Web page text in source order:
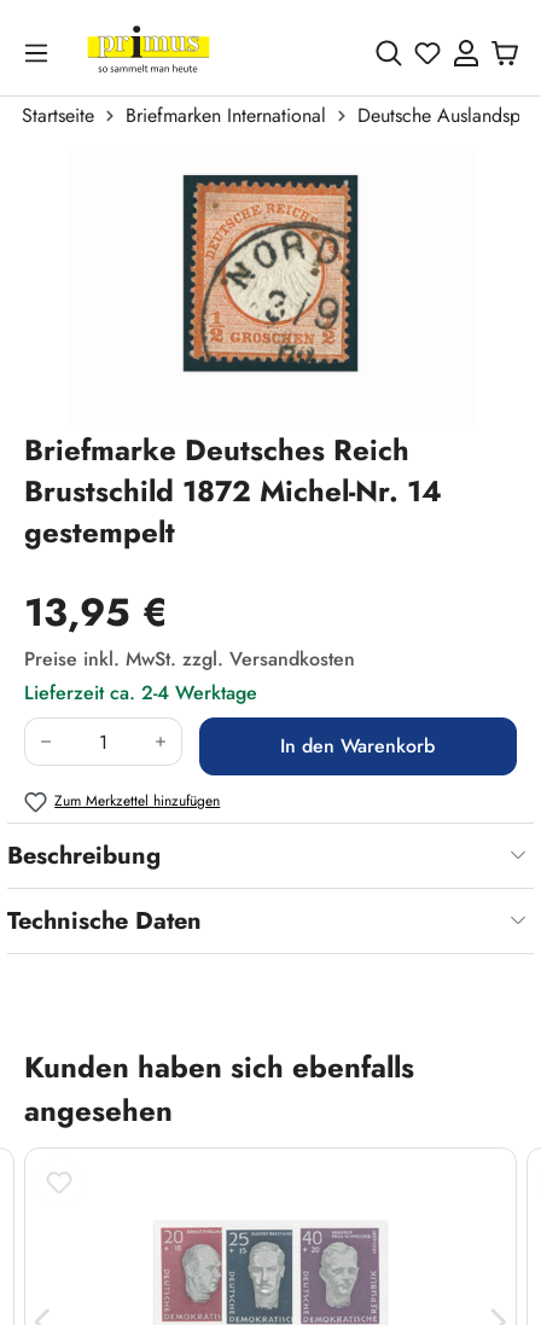
Zum Hauptinhalt springen
Du hast 0
Startseite Briefmarken International
Deutsche
Briefmarke Deutsches Reich
Brustschild 1872 Michel-Nr. 14
gestempelt
Regulärer Preis:
13,95 €
Preise inkl. MwSt. zzgl. Versandkosten
Lieferzeit ca. 2-4 Werktage
Produkt Anzahl: Gib den gewünschten Wert
In den Warenkorb
Zum Merkzettel hinzufügen
Beschreibung
Technische Daten
Produktgalerie überspringen
Kunden haben sich ebenfalls
angesehen